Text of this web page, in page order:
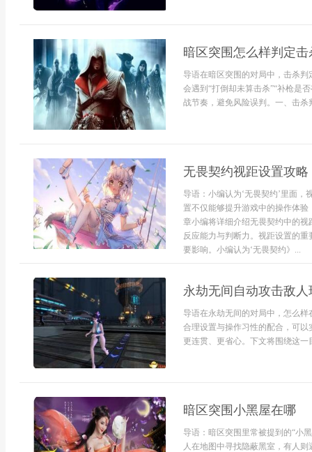
暗区突围怎么样判定击
导语在暗区突围的对局中，击杀
会遇到“打倒却未算击杀”“补枪是
战节奏，避免风险误判。一、击杀
无畏契约视距设置攻略
导语：小编认为‘无畏契约’里面
置不仅能够提升游戏中的操作体
章小编将详细介绍无畏契约中的
反应能力与判断力。视距设置的
要影响。小编认为‘无畏契约》...
永劫无间自动攻击敌
导语在永劫无间的对局中，怎么
合理设置与操作习性的配合，可
更连贯、更省心。下文将围绕这
暗区突围小黑屋在哪
导语：暗区突围里常被提到的“小
人在地图中寻找隐蔽黑室，有人